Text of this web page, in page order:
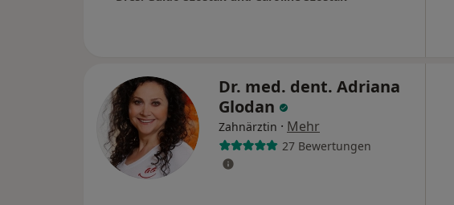
Dr. med. dent. Adriana
Glodan
Zahnärztin · Mehr
27 Bewertungen